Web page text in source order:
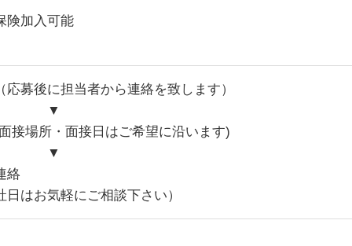
険加入可能
応募後に担当者から連絡を致します）
接場所・面接日はご希望に沿います)
絡
日はお気軽にご相談下さい）